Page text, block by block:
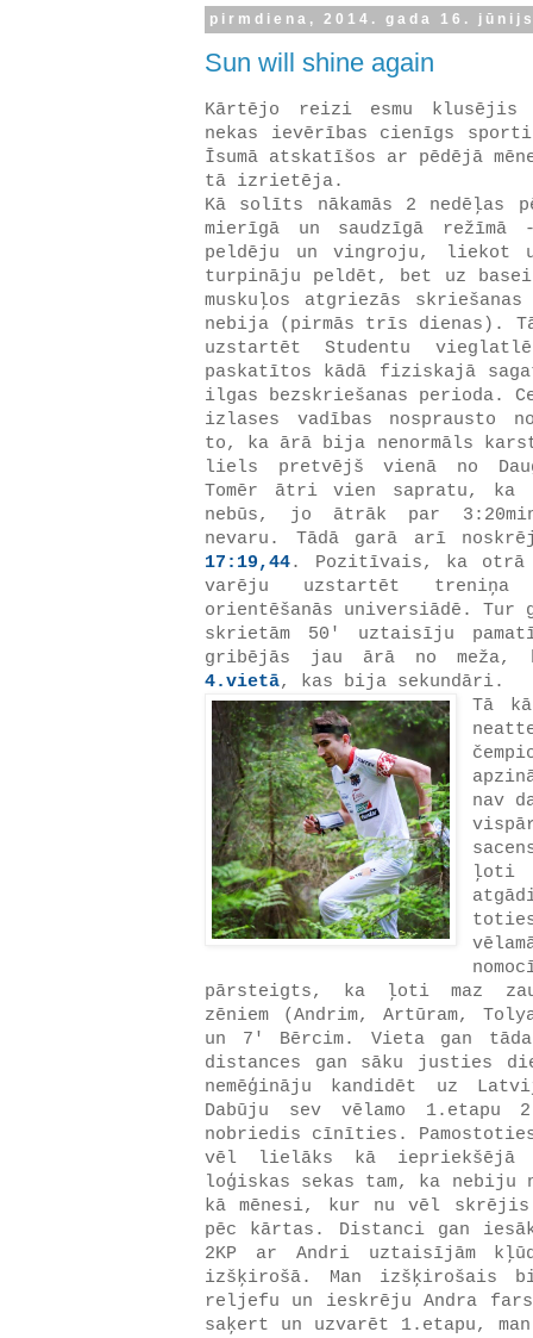
pirmdiena, 2014. gada 16.
Sun will shine again
Kārtējo reizi esmu
nekas ievērības cienīgs
Īsumā atskatīšos ar pēdējā
tā izrietēja.
Kā solīts nākamās 2 nedēļas
mierīgā un saudzīgā
peldēju un vingroju, liekot
turpināju peldēt, bet uz
muskuļos atgriezās
nebija (pirmās trīs dienas).
uzstartēt Studentu
paskatītos kādā fiziskajā
ilgas bezskriešanas perioda.
izlases vadības nosprausto
to, ka ārā bija nenormāls
liels pretvējš vienā no
Tomēr ātri vien sapratu, ka
nebūs, jo ātrāk par
nevaru. Tādā garā arī
17:19,44. Pozitīvais, ka otrā
varēju uzstartēt treniņa
orientēšanās universiādē. Tur
skrietām 50' uztaisīju
gribējās jau ārā no meža,
4.vietā, kas bija sekundāri.
Tā
nav
ļoti
pārsteigts, ka ļoti maz
zēniem (Andrim, Artūram,
un 7' Bērcim. Vieta gan
distances gan sāku justies
nemēģināju kandidēt uz
Dabūju sev vēlamo 1.etapu
nobriedis cīnīties.
vēl lielāks kā
loģiskas sekas tam, ka
kā mēnesi, kur nu vēl skrējis
pēc kārtas. Distanci gan
2KP ar Andri uztaisījām
izšķirošā. Man izšķirošais
reljefu un ieskrēju Andra
saķert un uzvarēt 1.etapu, man